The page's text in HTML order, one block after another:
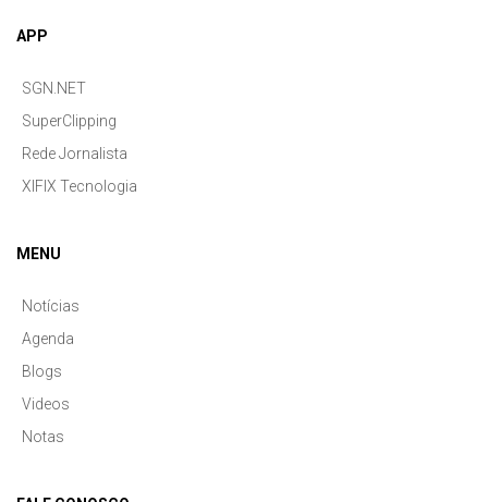
APP
SGN.NET
SuperClipping
Rede Jornalista
XIFIX Tecnologia
MENU
Notícias
Agenda
Blogs
Videos
Notas